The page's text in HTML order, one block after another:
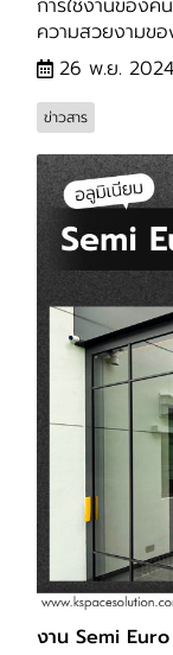
ความสวยงามข
26 พ.ย. 2024
ข่าวสาร
งาน Semi